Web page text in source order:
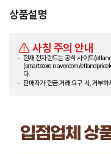
상품설명
사칭 주의 안내
현재 전자랜드는 공식 사이트
(smartstore.naver.com/
다.
판매자가 현금 거래 요구 시, 거부하